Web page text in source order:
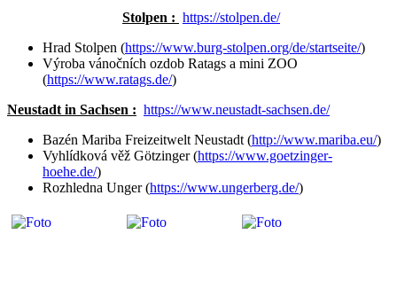
Stolpen : https://stolpen.de/
Hrad Stolpen (https://www.burg-stolpen.org/de/startseite/)
Výroba vánočních ozdob Ratags a mini ZOO
(https://www.ratags.de/)
Neustadt in Sachsen : https://www.neustadt-sachsen.de/
Bazén Mariba Freizeitwelt Neustadt (http://www.mariba.eu/)
Vyhlídková věž Götzinger (https://www.goetzinger-
hoehe.de/)
Rozhledna Unger (https://www.ungerberg.de/)